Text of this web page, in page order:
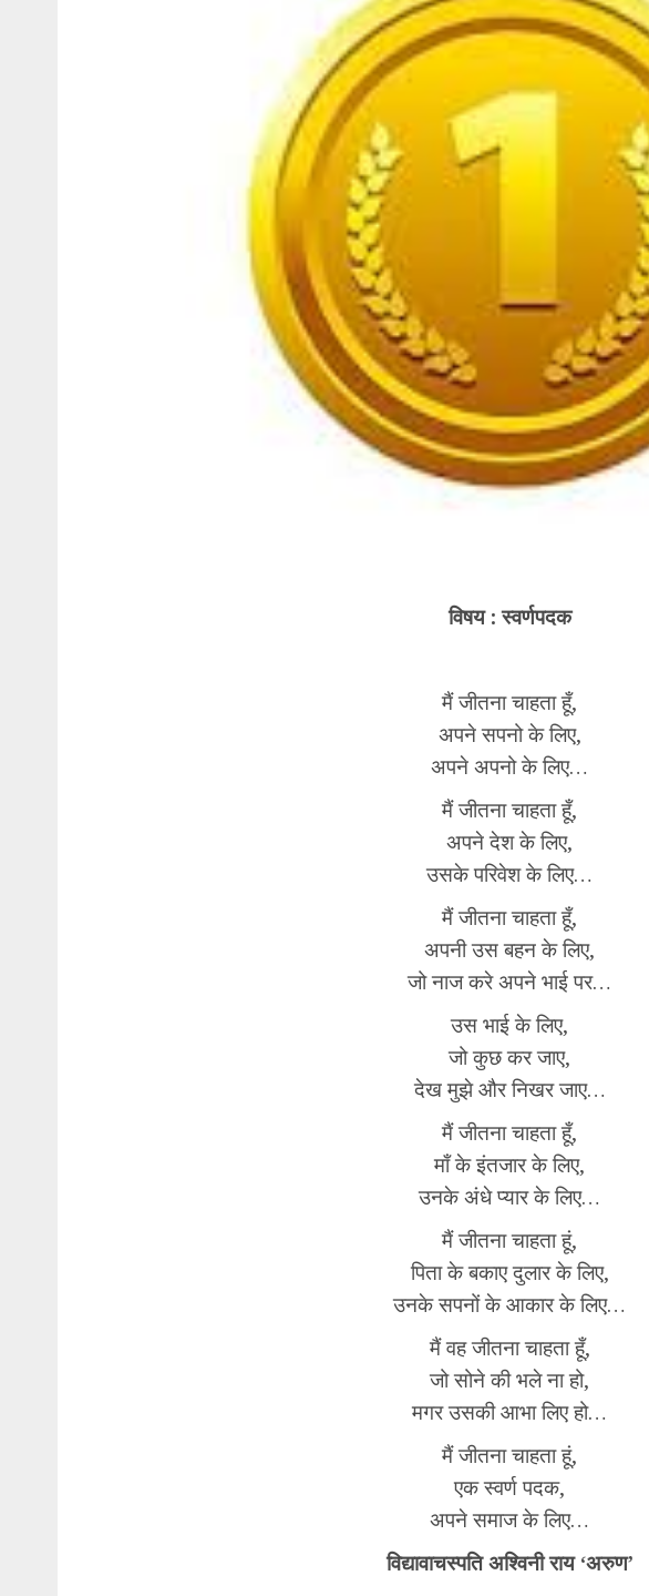
विषय : स्वर्णपदक
मैं जीतना चाहता हूँ,
अपने सपनो के लिए,
अपने अपनो के लिए…
मैं जीतना चाहता हूँ,
अपने देश के लिए,
उसके परिवेश के लिए…
मैं जीतना चाहता हूँ,
अपनी उस बहन के लिए,
जो नाज करे अपने भाई पर…
उस भाई के लिए,
जो कुछ कर जाए,
देख मुझे और निखर जाए…
मैं जीतना चाहता हूँ,
माँ के इंतजार के लिए,
उनके अंधे प्यार के लिए…
मैं जीतना चाहता हूं,
पिता के बकाए दुलार के लिए,
उनके सपनों के आकार के लिए…
मैं वह जीतना चाहता हूँ,
जो सोने की भले ना हो,
मगर उसकी आभा लिए हो…
मैं जीतना चाहता हूं,
एक स्वर्ण पदक,
अपने समाज के लिए…
विद्यावाचस्पति अश्विनी राय ‘अरुण’